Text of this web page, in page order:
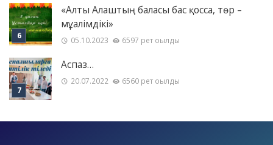
«Алты Алаштың баласы бас қосса, төр –
мұғалімдікі»
05.10.2023 6597 рет оқылды
Аспаз…
20.07.2022 6560 рет оқылды